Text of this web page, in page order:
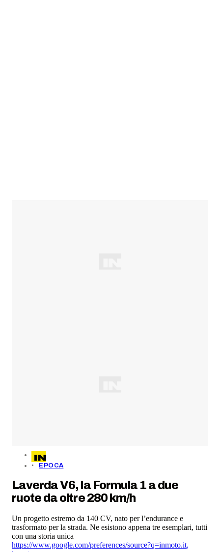
EPOCA
Laverda V6, la Formula 1 a due
ruote da oltre 280 km/h
Un progetto estremo da 140 CV, nato per l’endurance e
trasformato per la strada. Ne esistono appena tre esemplari, tutti
con una storia unica
https://www.google.com/preferences/source?q=inmoto.it,